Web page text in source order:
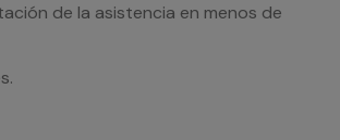
de la asistencia en menos de